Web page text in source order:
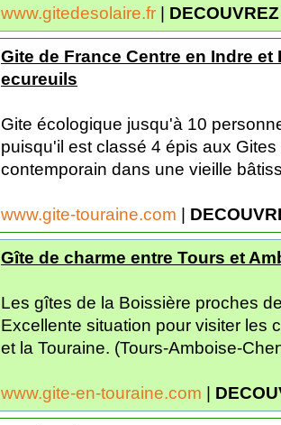
www.gitedesolaire.fr |
Gite de France Centre en Indre
ecureuils
Gite écologique jusqu'à 10
puisqu'il est classé 4 épis aux
contemporain dans une vieille
www.gite-touraine.com |
Gîte de charme entre Tours et
Les gîtes de la Boissière proches
Excellente situation pour visiter les
et la Touraine. (Tours-Amboise-
www.gite-en-touraine.com |